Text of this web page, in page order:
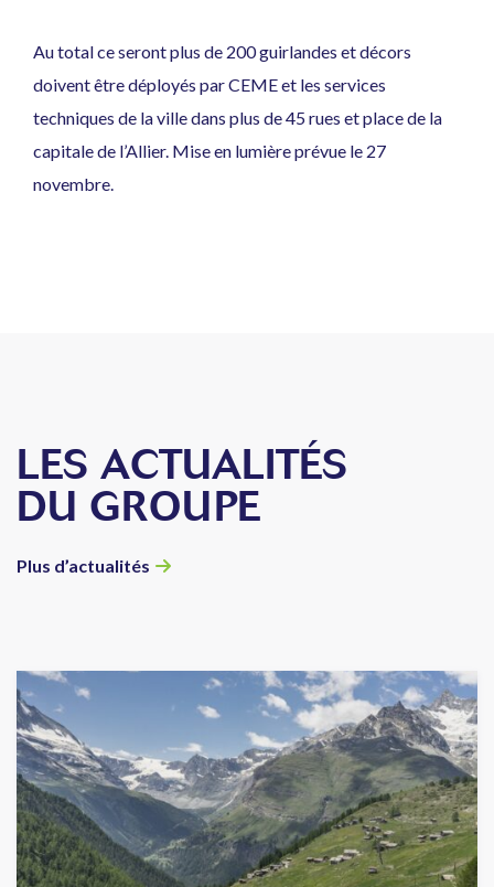
Au total ce seront plus de 200 guirlandes et décors
doivent être déployés par CEME et les services
techniques de la ville dans plus de 45 rues et place de la
capitale de l’Allier. Mise en lumière prévue le 27
novembre.
LES ACTUALITÉS
DU GROUPE
Plus d’actualités